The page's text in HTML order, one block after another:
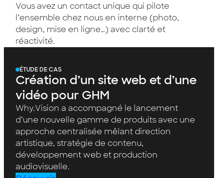
Vous avez un contact unique qui pilote
l’ensemble chez nous en interne (photo,
design, mise en ligne…) avec clarté et
réactivité.
ÉTUDE DE CAS
Création d’un site web et d’une
vidéo pour GHM
Why.Vision a accompagné le lancement
d’une nouvelle gamme de produits avec une
approche centralisée mêlant direction
artistique, stratégie de contenu,
développement web et production
audiovisuelle.